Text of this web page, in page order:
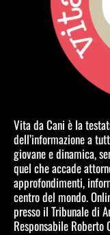
Vita da Cani è la
dell’informazione a
giovane e dinamica,
quel che accade
approfondimenti,
centro del mondo.
presso il Tribunale di
Responsabile Roberto